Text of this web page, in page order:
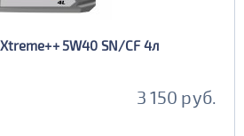
Xtreme++ 5W40 SN/CF 4л
3 150 руб.